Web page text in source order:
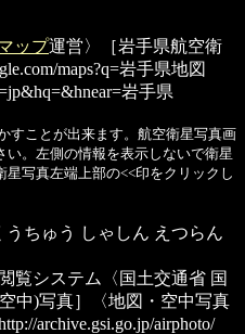
ップ運営〉［岩手県航空衛
maps?q=岩手県地図
岩手県
すことが出来ます。航空衛星写真画
。左側の情報を表示しないで衛星
写真左端上部の<<印をクリックし
ちゅう しゃしん えつらん
覧システム
〈国土交通省 国
中)写真］〈地図・空中写真
archive.gsi.go.jp/airphoto/